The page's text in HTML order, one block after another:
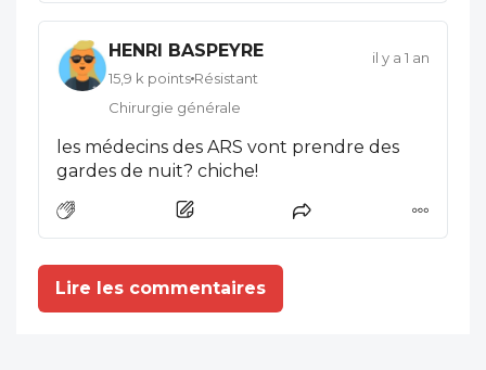
HENRI BASPEYRE
15,9 k points Résistant
Chirurgie générale
il y a 1 an
les médecins des ARS vont prendre des
gardes de nuit? chiche!
Lire les commentaires